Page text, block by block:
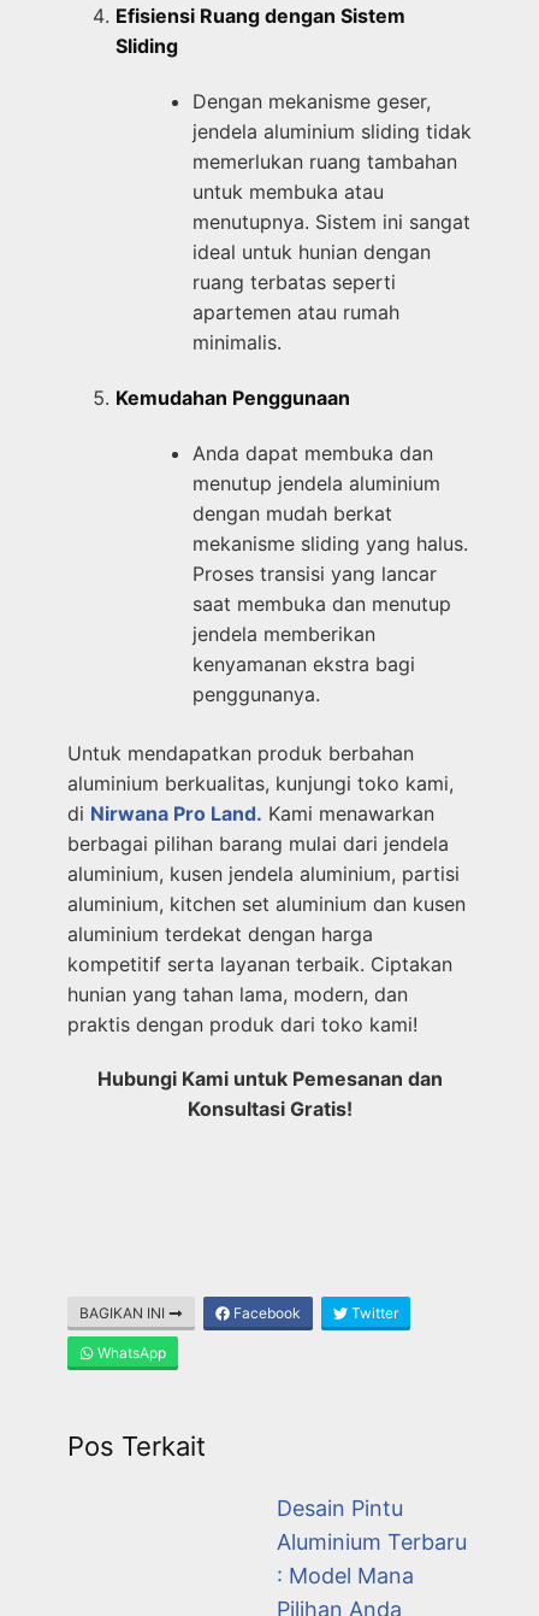
Efisiensi Ruang dengan Sistem
Sliding
Dengan mekanisme geser,
jendela aluminium sliding tidak
memerlukan ruang tambahan
untuk membuka atau
menutupnya. Sistem ini sangat
ideal untuk hunian dengan
ruang terbatas seperti
apartemen atau rumah
minimalis.
Kemudahan Penggunaan
Anda dapat membuka dan
menutup jendela aluminium
dengan mudah berkat
mekanisme sliding yang halus.
Proses transisi yang lancar
saat membuka dan menutup
jendela memberikan
kenyamanan ekstra bagi
penggunanya.
Untuk mendapatkan produk berbahan
aluminium berkualitas, kunjungi toko kami,
di Nirwana Pro Land. Kami menawarkan
berbagai pilihan barang mulai dari jendela
aluminium, kusen jendela aluminium, partisi
aluminium, kitchen set aluminium dan kusen
aluminium terdekat dengan harga
kompetitif serta layanan terbaik. Ciptakan
hunian yang tahan lama, modern, dan
praktis dengan produk dari toko kami!
Hubungi Kami untuk Pemesanan dan
Konsultasi Gratis!
BAGIKAN INI Facebook Twitter
WhatsApp
Pos Terkait
Desain Pintu
Aluminium Terbaru
: Model Mana
Pilihan Anda